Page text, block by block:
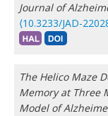
Journal of
⟨10.3233/JAD-
The Helico Maze
Memory at Three
Model of